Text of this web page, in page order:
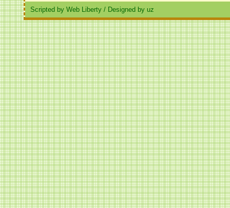
Scripted by Web Liberty / Designed by uz